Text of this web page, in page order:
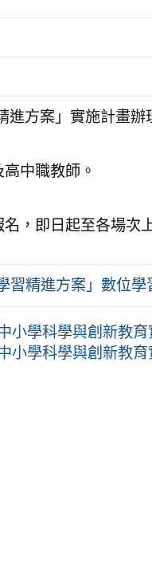
方案」實施計畫辦
中職教師。
，即日起至各場次
習精進方案」數位學
小學科學與創新教育
小學科學與創新教育